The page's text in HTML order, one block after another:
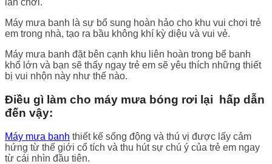
lần chơi.
Máy mưa banh là sự bổ sung hoàn hảo cho khu vui chơi trẻ
em trong nhà, tạo ra bầu không khí kỳ diệu và vui vẻ.
Máy mưa banh đặt bên cạnh khu liên hoàn trong bể banh
khổ lớn và bạn sẽ thấy ngay trẻ em sẽ yêu thích những thiết
bị vui nhộn này như thế nào.
Điều gì làm cho máy mưa bóng rơi lại hấp dẫn
đến vậy:
Máy mưa banh thiết kế sống động và thú vị được lấy cảm
hứng từ thế giới cổ tích và thu hút sự chú ý của trẻ em ngay
từ cái nhìn đầu tiên.